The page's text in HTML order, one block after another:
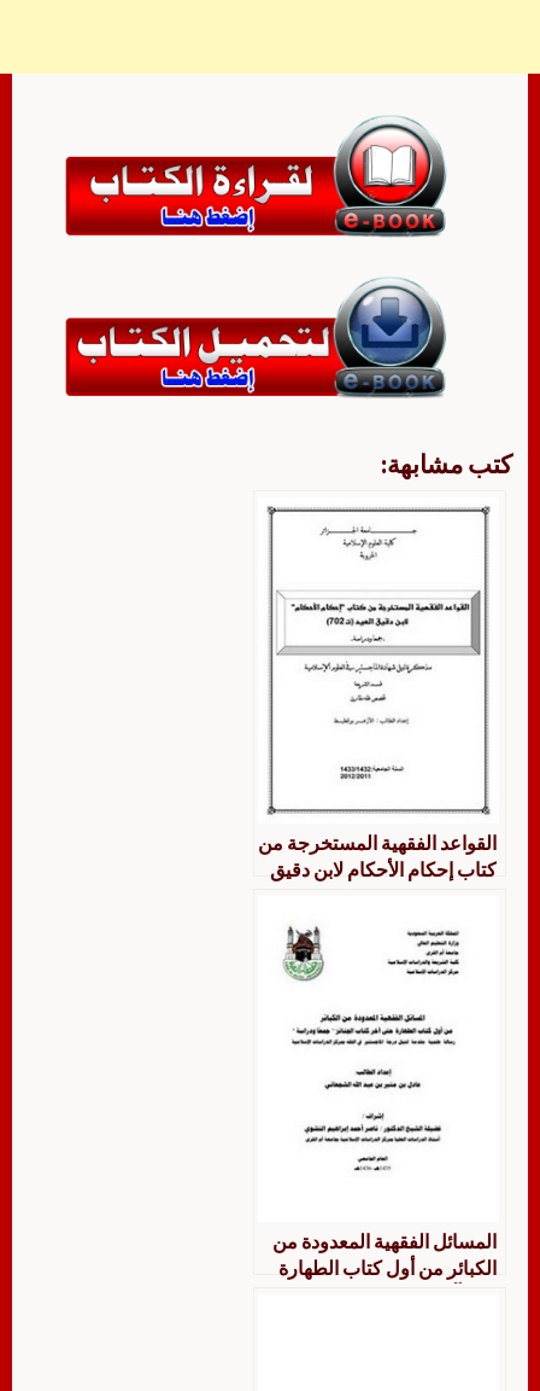
كتب مشابهة:
القواعد الفقهية المستخرجة من
كتاب إحكام الأحكام لابن دقيق
المسائل الفقهية المعدودة من
الكبائر من أول كتاب الطهارة